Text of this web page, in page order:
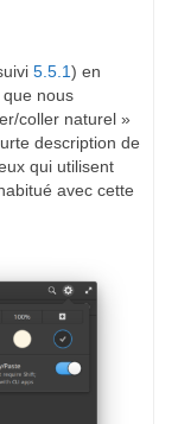
5.5.1) en
nous
coller naturel »
description de
qui utilisent
avec cette